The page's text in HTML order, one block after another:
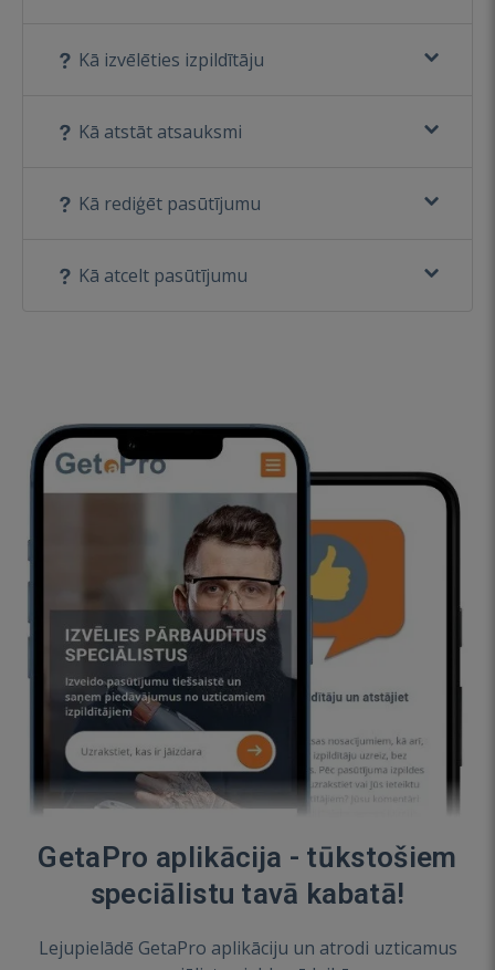
Kā izvēlēties izpildītāju
Kā atstāt atsauksmi
Kā rediģēt pasūtījumu
Kā atcelt pasūtījumu
GetaPro aplikācija - tūkstošiem
speciālistu tavā kabatā!
Lejupielādē GetaPro aplikāciju un atrodi uzticamus